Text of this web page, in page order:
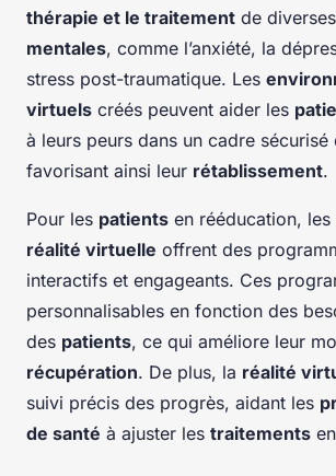
thérapie et le traitement de diverses
mentales, comme l’anxiété, la
stress post-traumatique. Les
virtuels créés peuvent aider les
à leurs peurs dans un cadre sécurisé
favorisant ainsi leur rétablissement.
Pour les patients en rééducation, les
réalité virtuelle offrent des
interactifs et engageants. Ces
personnalisables en fonction des
des patients, ce qui améliore leur
récupération. De plus, la réalité
suivi précis des progrès, aidant les
de santé à ajuster les traitements